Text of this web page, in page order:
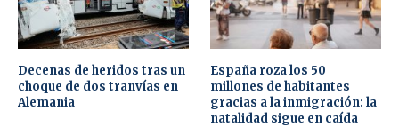
Decenas de heridos tras un
choque de dos tranvías en
Alemania
España roza los 50
millones de habitantes
gracias a la inmigración: la
natalidad sigue en caída